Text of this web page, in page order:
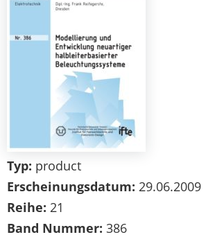
Typ: product
Erscheinungsdatum: 29.06.2009
Reihe: 21
Band Nummer: 386